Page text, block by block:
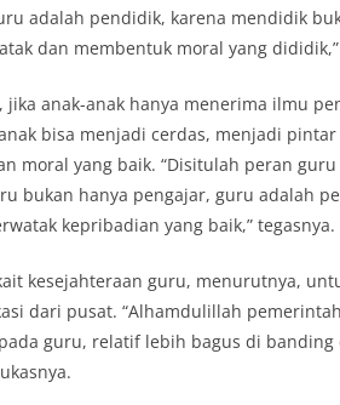
adalah pendidik, karena mendidik
dan membentuk moral yang
jika anak-anak hanya menerima ilmu
bisa menjadi cerdas, menjadi
moral yang baik. “Disitulah peran
bukan hanya pengajar, guru adalah
kepribadian yang baik,” tegasnya.
kesejahteraan guru, menurutnya,
dari pusat. “Alhamdulillah
guru, relatif lebih bagus di